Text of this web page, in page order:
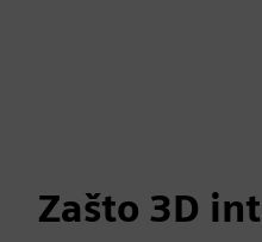
Zašto 3D